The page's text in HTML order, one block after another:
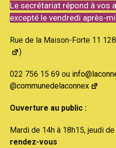
Le secrétariat répond à vos
excepté le vendredi après-
Rue de la Maison-Forte 11
)
022 756 15 69 ou
@communedelaconnex
Ouverture au public :
Mardi de 14h à 18h15, jeudi
rendez-vous